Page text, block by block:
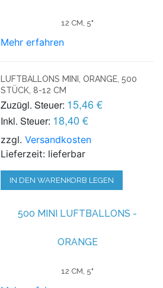
12 CM, 5"
Mehr erfahren
LUFTBALLONS MINI, ORANGE, 500
STÜCK, 8-12 CM
Zuzügl. Steuer: 15,46 €
Inkl. Steuer: 18,40 €
zzgl.Versandkosten
Lieferzeit: lieferbar
IN DEN WARENKORB LEGEN
500 MINI LUFTBALLONS -
ORANGE
12 CM, 5"